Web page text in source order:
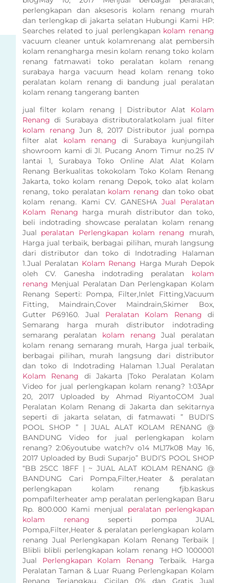
perlengkapan dan aksesoris kolam renang murah
dan terlengkap di jakarta selatan Hubungi Kami HP:
Searches related to jual perlengkapan kolam renang
vacuum cleaner untuk kolamrenang alat pembersih
kolam renangharga mesin kolam renang toko kolam
renang fatmawati toko peralatan kolam renang
surabaya harga vacuum head kolam renang toko
peralatan kolam renang di bandung jual peralatan
kolam renang tangerang banten
jual filter kolam renang | Distributor Alat Kolam
Renang di Surabaya distributoralatkolam jual filter
kolam renang Jun 8, 2017 Distributor jual pompa
filter alat kolam renang di Surabaya kunjungilah
showroom kami di Jl. Pucang Anom Timur no.25 IV
lantai 1, Surabaya Toko Online Alat Alat Kolam
Renang Berkualitas tokokolam Toko Kolam Renang
Jakarta, toko kolam renang Depok, toko alat kolam
renang, toko peralatankolam renang dan toko obat
kolam renang. Kami CV. GANESHA Jual Peralatan
Kolam Renang harga murah distributor dan toko,
beli indotrading showcase peralatan kolam renang
Jual peralatan Perlengkapan kolam renang murah,
Harga jual terbaik, berbagai pilihan, murah langsung
dari distributor dan toko di Indotrading Halaman
1.Jual Peralatan Kolam Renang Harga Murah Depok
oleh CV. Ganesha indotrading peralatan kolam
renang Menjual Peralatan Dan Perlengkapan Kolam
Renang Seperti: Pompa, Filter,Inlet Fitting,Vacuum
Fitting, Maindrain,Cover Maindrain,Skimer Box,
Gutter P69160. Jual Peralatan Kolam Renang di
Semarang harga murah distributor indotrading
semarang peralatan kolam renang Jual peralatan
kolam renang semarang murah, Harga jual terbaik,
berbagai pilihan, murah langsung dari distributor
dan toko di Indotrading Halaman 1.Jual Peralatan
Kolam Renang di Jakarta |Toko Peralatan Kolam
Video for jual perlengkapan kolam renang? 1:03Apr
20, 2017 Uploaded by Ahmad RiyantoCOM Jual
Peralatan Kolam Renang di Jakarta dan sekitarnya
seperti di jakarta selatan, di fatmawati ” BUDI’S
POOL SHOP ” | JUAL ALAT KOLAM RENANG @
BANDUNG Video for jual perlengkapan kolam
renang? 2:06youtube watch?v o14 ML17k08 May 16,
2017 Uploaded by Budi Suparjo” BUDI’S POOL SHOP
“BB 25CC 18FF | ~ JUAL ALAT KOLAM RENANG @
BANDUNG Cari Pompa,Filter,Heater & peralatan
perlengkapan kolam renang fjb.kaskus
pompafilterheater amp peralatan perlengkapan Baru
Rp. 800.000 Kami menjual peralatan perlengkapan
kolam renang seperti pompa JUAL
Pompa,Filter,Heater & peralatan perlengkapan kolam
renang Jual Perlengkapan Kolam Renang Terbaik |
Blibli blibli perlengkapan kolam renang HO 1000001
Jual Perlengkapan Kolam Renang Terbaik. Harga
Peralatan Taman & Luar Ruang Perlengkapan Kolam
Renang Terjangkau. Cicilan 0% dan Gratis Jual